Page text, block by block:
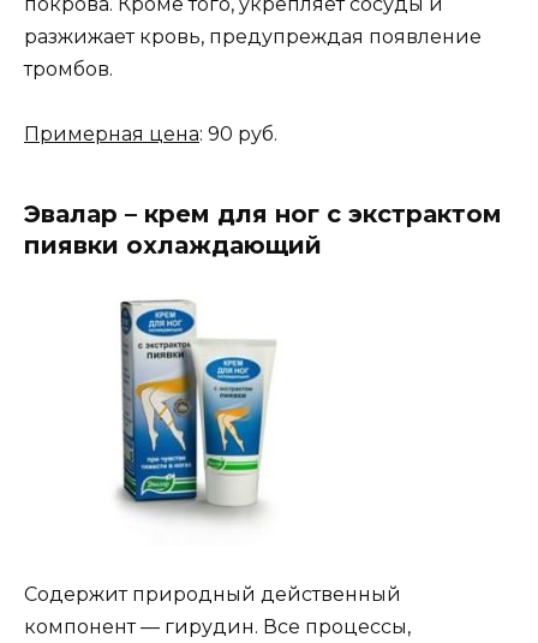
разжижает кровь, предупреждая появление
тромбов.
Примерная цена: 90 руб.
Эвалар – крем для ног с экстрактом
пиявки охлаждающий
Содержит природный действенный
компонент — гирудин. Все процессы,